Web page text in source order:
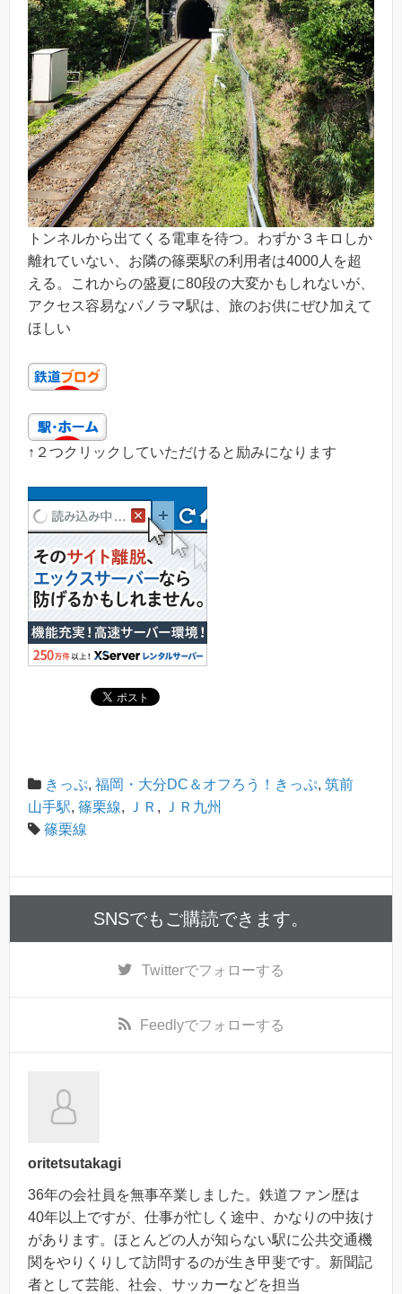
トンネルから出てくる電車を待つ。わずか３キロしか
離れていない、お隣の篠栗駅の利用者は4000人を超
える。これからの盛夏に80段の大変かもしれないが、
アクセス容易なパノラマ駅は、旅のお供にぜひ加えて
ほしい
↑２つクリックしていただけると励みになります
きっぷ, 福岡・大分DC＆オフろう！きっぷ, 筑前
山手駅, 篠栗線, ＪＲ ,
ＪＲ九州
篠栗線
SNSでもご購読できます。
Twitterでフォローする
Feedlyでフォローする
oritetsutakagi
36年の会社員を無事卒業しました。鉄道ファン歴は
40年以上ですが、仕事が忙しく途中、かなりの中抜け
があります。ほとんどの人が知らない駅に公共交通機
関をやりくりして訪問するのが生き甲斐です。新聞記
者として芸能、社会、サッカーなどを担当